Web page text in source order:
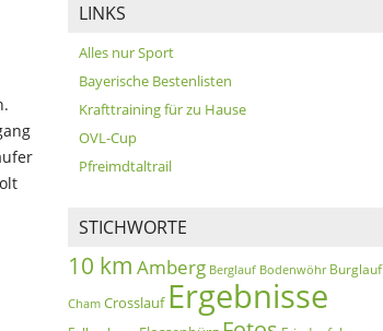
LINKS
Alles nur Sport
Bayerische Bestenlisten
Krafttraining für zu Hause
OVL-Cup
Pfreimdtaltrail
STICHWORTE
10 km Amberg Berglauf Bodenwöhr Burglauf
Cham Crosslauf Ergebnisse